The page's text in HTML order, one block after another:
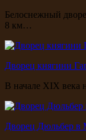
Белоснежный
8 км…
Дворец княгини
В начале XIX века
Дворец Дюльбер в